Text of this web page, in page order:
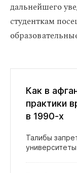
дальнейшего
студенткам
Как в
практики
в 1990-х
Талибы
университеты